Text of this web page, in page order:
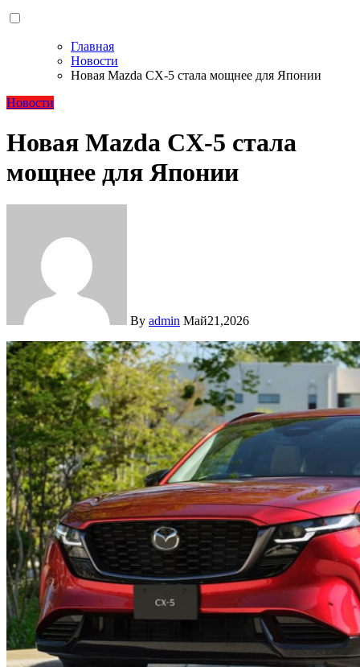
Главная
Новости
Новая Mazda CX-5 стала мощнее для Японии
Новости
Новая Mazda CX-5 стала
мощнее для Японии
By admin Май21,2026